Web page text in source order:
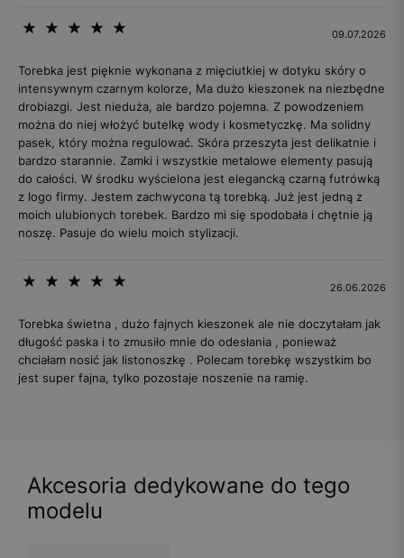
09.07.2026
Torebka jest pięknie wykonana z mięciutkiej w dotyku skóry o
intensywnym czarnym kolorze, Ma dużo kieszonek na niezbędne
drobiazgi. Jest nieduża, ale bardzo pojemna. Z powodzeniem
można do niej włożyć butelkę wody i kosmetyczkę. Ma solidny
pasek, który można regulować. Skóra przeszyta jest delikatnie i
bardzo starannie. Zamki i wszystkie metalowe elementy pasują
do całości. W środku wyścielona jest elegancką czarną futrówką
z logo firmy. Jestem zachwycona tą torebką. Już jest jedną z
moich ulubionych torebek. Bardzo mi się spodobała i chętnie ją
noszę. Pasuje do wielu moich stylizacji.
26.06.2026
Torebka świetna , dużo fajnych kieszonek ale nie doczytałam jak
długość paska i to zmusiło mnie do odesłania , ponieważ
chciałam nosić jak listonoszkę . Polecam torebkę wszystkim bo
jest super fajna, tylko pozostaje noszenie na ramię.
Akcesoria dedykowane do tego
modelu